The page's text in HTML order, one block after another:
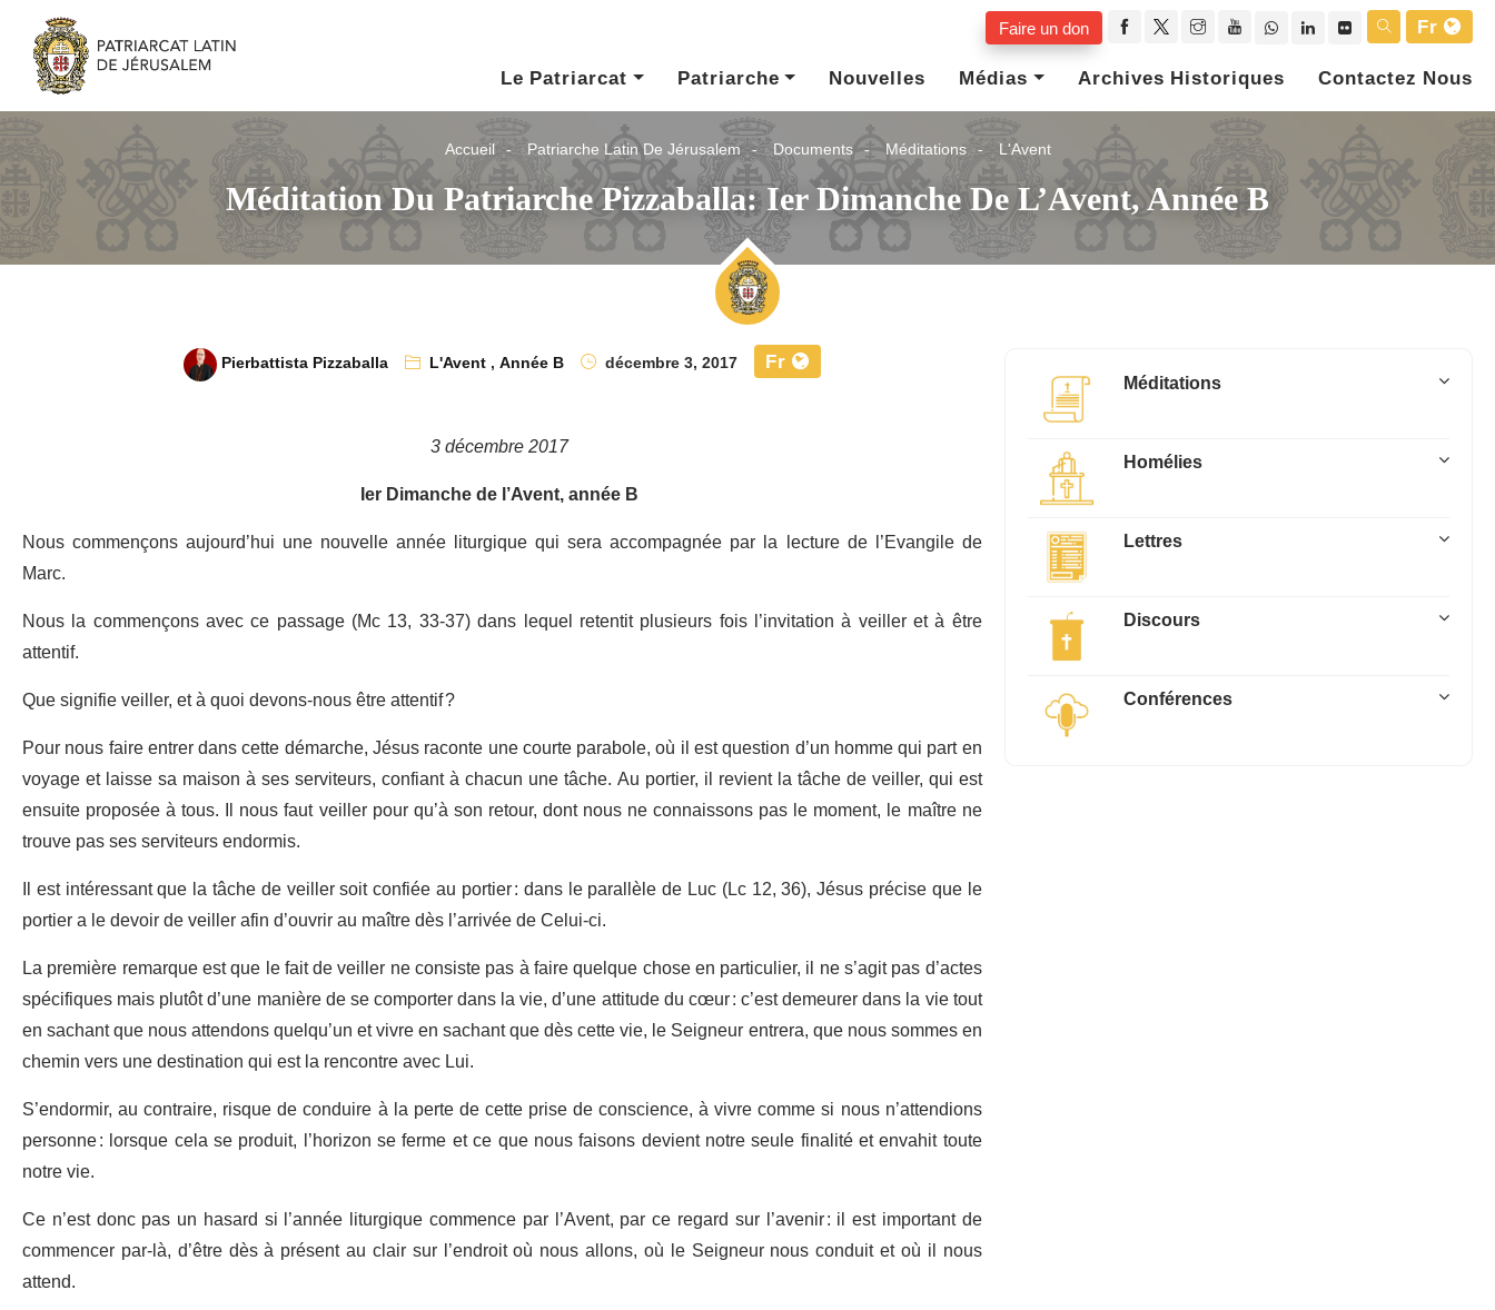
Faire un don
Fr
Le Patriarcat
Patriarche Nouvelles Médias Archives Historiques Contactez Nous
Accueil Patriarche Latin De Jérusalem Documents Méditations L'Avent
Méditation Du Patriarche Pizzaballa: Ier Dimanche De L’Avent, Année B
Pierbattista Pizzaballa L'Avent,Année B décembre 3, 2017 Fr
3 décembre 2017
Ier Dimanche de l’Avent, année B
Nous commençons aujourd’hui une nouvelle année liturgique qui sera accompagnée par la lecture de l’Evangile de
Marc.
Nous la commençons avec ce passage (Mc 13, 33-37) dans lequel retentit plusieurs fois l’invitation à veiller et à être
attentif.
Que signifie veiller, et à quoi devons-nous être attentif ?
Pour nous faire entrer dans cette démarche, Jésus raconte une courte parabole, où il est question d’un homme qui part en
voyage et laisse sa maison à ses serviteurs, confiant à chacun une tâche. Au portier, il revient la tâche de veiller, qui est
ensuite proposée à tous. Il nous faut veiller pour qu’à son retour, dont nous ne connaissons pas le moment, le maître ne
trouve pas ses serviteurs endormis.
Il est intéressant que la tâche de veiller soit confiée au portier : dans le parallèle de Luc (Lc 12, 36), Jésus précise que le
portier a le devoir de veiller afin d’ouvrir au maître dès l’arrivée de Celui-ci.
La première remarque est que le fait de veiller ne consiste pas à faire quelque chose en particulier, il ne s’agit pas d’actes
spécifiques mais plutôt d’une manière de se comporter dans la vie, d’une attitude du cœur : c’est demeurer dans la vie tout
en sachant que nous attendons quelqu’un et vivre en sachant que dès cette vie, le Seigneur entrera, que nous sommes en
chemin vers une destination qui est la rencontre avec Lui.
S’endormir, au contraire, risque de conduire à la perte de cette prise de conscience, à vivre comme si nous n’attendions
personne : lorsque cela se produit, l’horizon se ferme et ce que nous faisons devient notre seule finalité et envahit toute
notre vie.
Ce n’est donc pas un hasard si l’année liturgique commence par l’Avent, par ce regard sur l’avenir : il est important de
commencer par-là, d’être dès à présent au clair sur l’endroit où nous allons, où le Seigneur nous conduit et où il nous
attend.
Méditations
Homélies
Lettres
Discours
Conférences